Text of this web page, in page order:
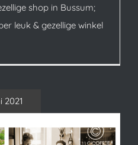
shop in Bussum;
leuk & gezellige winkel
2021